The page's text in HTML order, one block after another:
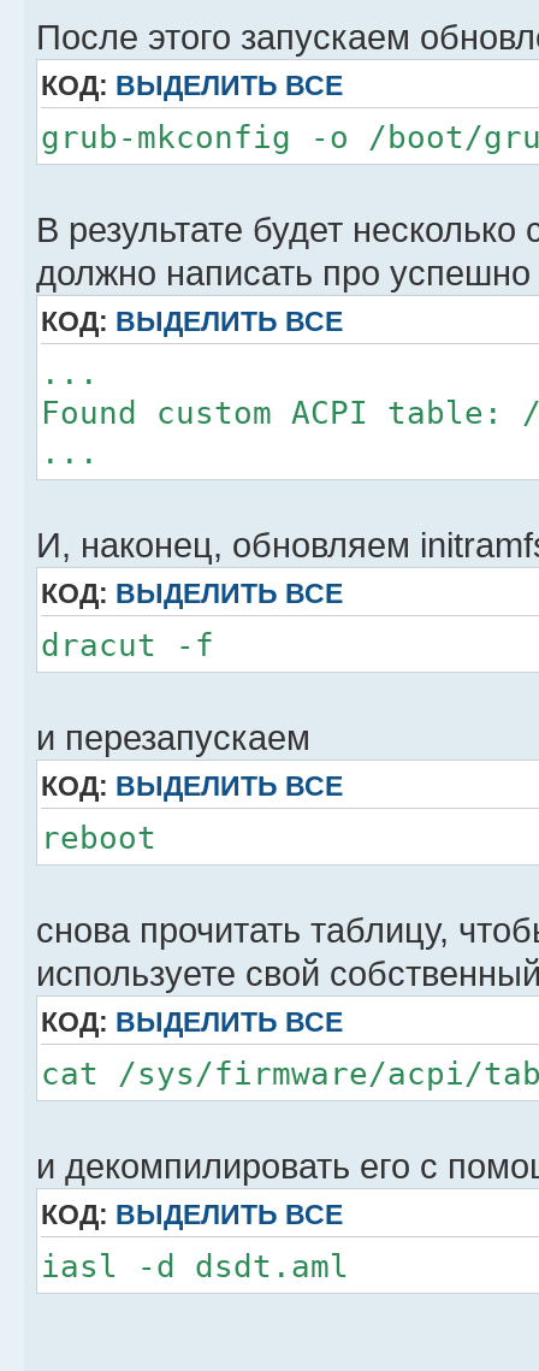
echo "Found custom ACPI
>&2
target=device
acpi
${GRUB_CUSTOM_ACPI}`
EOF
fi
После этого запускаем
КОД: ВЫДЕЛИТЬ ВСЕ
grub-mkconfig -o /boot/
В результате будет
должно написать про
КОД: ВЫДЕЛИТЬ ВСЕ
...
Found custom ACPI table:
...
И, наконец, обновляем
КОД: ВЫДЕЛИТЬ ВСЕ
dracut -f
и перезапускаем
КОД: ВЫДЕЛИТЬ ВСЕ
reboot
снова прочитать таблицу,
используете свой
КОД: ВЫДЕЛИТЬ ВСЕ
cat /sys/firmware/acpi/
и декомпилировать его с
КОД: ВЫДЕЛИТЬ ВСЕ
iasl -d dsdt.aml